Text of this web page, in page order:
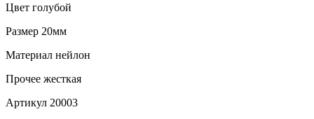
Цвет голубой
Размер 20мм
Материал нейлон
Прочее жесткая
Артикул 20003